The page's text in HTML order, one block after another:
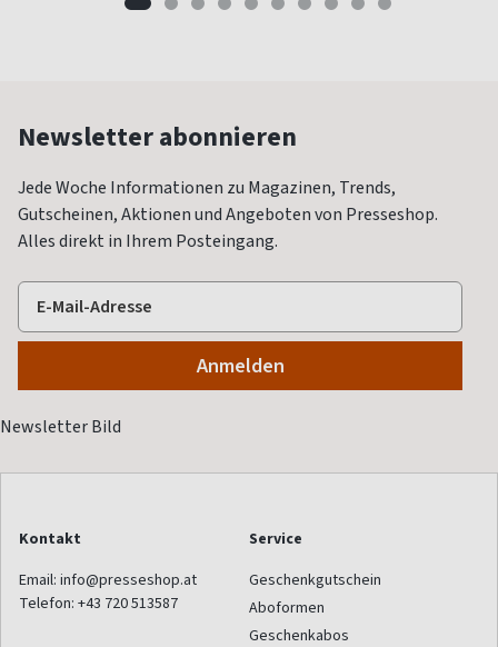
Newsletter abonnieren
Jede Woche Informationen zu Magazinen, Trends,
Gutscheinen, Aktionen und Angeboten von Presseshop.
Alles direkt in Ihrem Posteingang.
Kontakt
Email: info@presseshop.at
Telefon: +43 720 513587
Service
Geschenkgutschein
Aboformen
Geschenkabos